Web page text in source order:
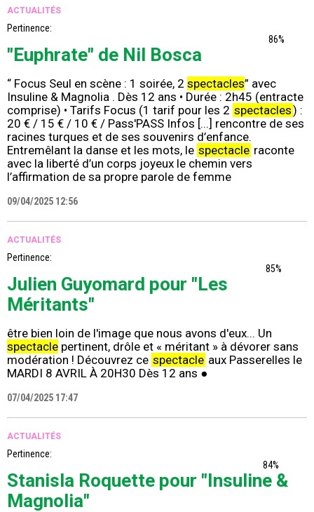
ACTUALITÉS
Pertinence:
86%
"Euphrate" de Nil Bosca
“ Focus Seul en scène : 1 soirée, 2 spectacles” avec
Insuline & Magnolia . Dès 12 ans • Durée : 2h45 (entracte
comprise) • Tarifs Focus (1 tarif pour les 2 spectacles) :
20 € / 15 € / 10 € / Pass'PASS Infos [...] rencontre de ses
racines turques et de ses souvenirs d’enfance.
Entremêlant la danse et les mots, le spectacle raconte
avec la liberté d’un corps joyeux le chemin vers
l’affirmation de sa propre parole de femme
09/04/2025 12:56
ACTUALITÉS
Pertinence:
85%
Julien Guyomard pour "Les
Méritants"
être bien loin de l'image que nous avons d'eux... Un
spectacle pertinent, drôle et « méritant » à dévorer sans
modération ! Découvrez ce spectacle aux Passerelles le
MARDI 8 AVRIL À 20H30 Dès 12 ans ●
07/04/2025 17:47
ACTUALITÉS
Pertinence:
84%
Stanisla Roquette pour "Insuline &
Magnolia"